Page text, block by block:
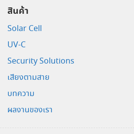
สินค้า
Solar Cell
UV-C
Security Solutions
เสียงตามสาย
บทความ
ผลงานของเรา